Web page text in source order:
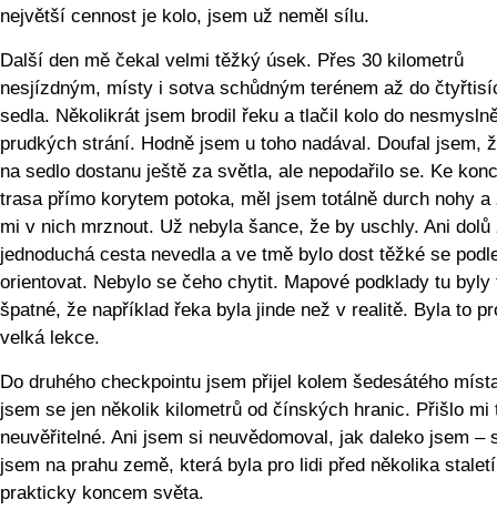
největší cennost je kolo, jsem už neměl sílu.
Další den mě čekal velmi těžký úsek. Přes 30 kilometrů
nesjízdným, místy i sotva schůdným terénem až do
sedla. Několikrát jsem brodil řeku a tlačil kolo do
prudkých strání. Hodně jsem u toho nadával. Doufal jsem,
na sedlo dostanu ještě za světla, ale nepodařilo se. Ke
trasa přímo korytem potoka, měl jsem totálně durch nohy a
mi v nich mrznout. Už nebyla šance, že by uschly. Ani dolů
jednoduchá cesta nevedla a ve tmě bylo dost těžké se
orientovat. Nebylo se čeho chytit. Mapové podklady tu byly
špatné, že například řeka byla jinde než v realitě. Byla to
velká lekce.
Do druhého checkpointu jsem přijel kolem šedesátého
jsem se jen několik kilometrů od čínských hranic. Přišlo mi
neuvěřitelné. Ani jsem si neuvědomoval, jak daleko jsem –
jsem na prahu země, která byla pro lidi před několika
prakticky koncem světa.